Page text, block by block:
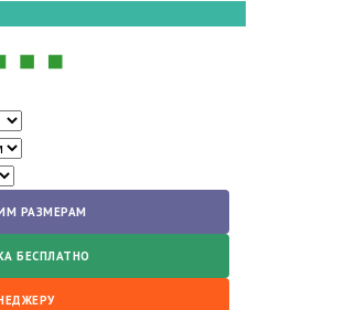
РАЗМЕРАМ
БЕСПЛАТНО